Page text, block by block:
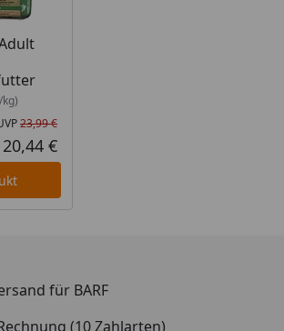
Rabatt in Prozent
Ursprünglicher Preis
23,99 €
Aktueller Preis
20,44 €
für BARF
(10 Zahlarten)